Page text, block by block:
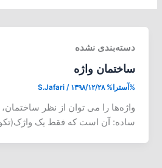
دسته‌بندی نشده
ساختمان واژه
%آسترا% S.Jafari / ۱۳۹۸/۱۲/۲۸
ساده: آن است که فقط یک